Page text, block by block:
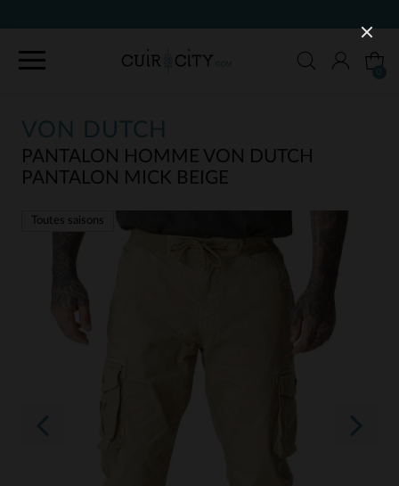
VON DUTCH
PANTALON HOMME VON DUTCH
PANTALON MICK BEIGE
Toutes saisons